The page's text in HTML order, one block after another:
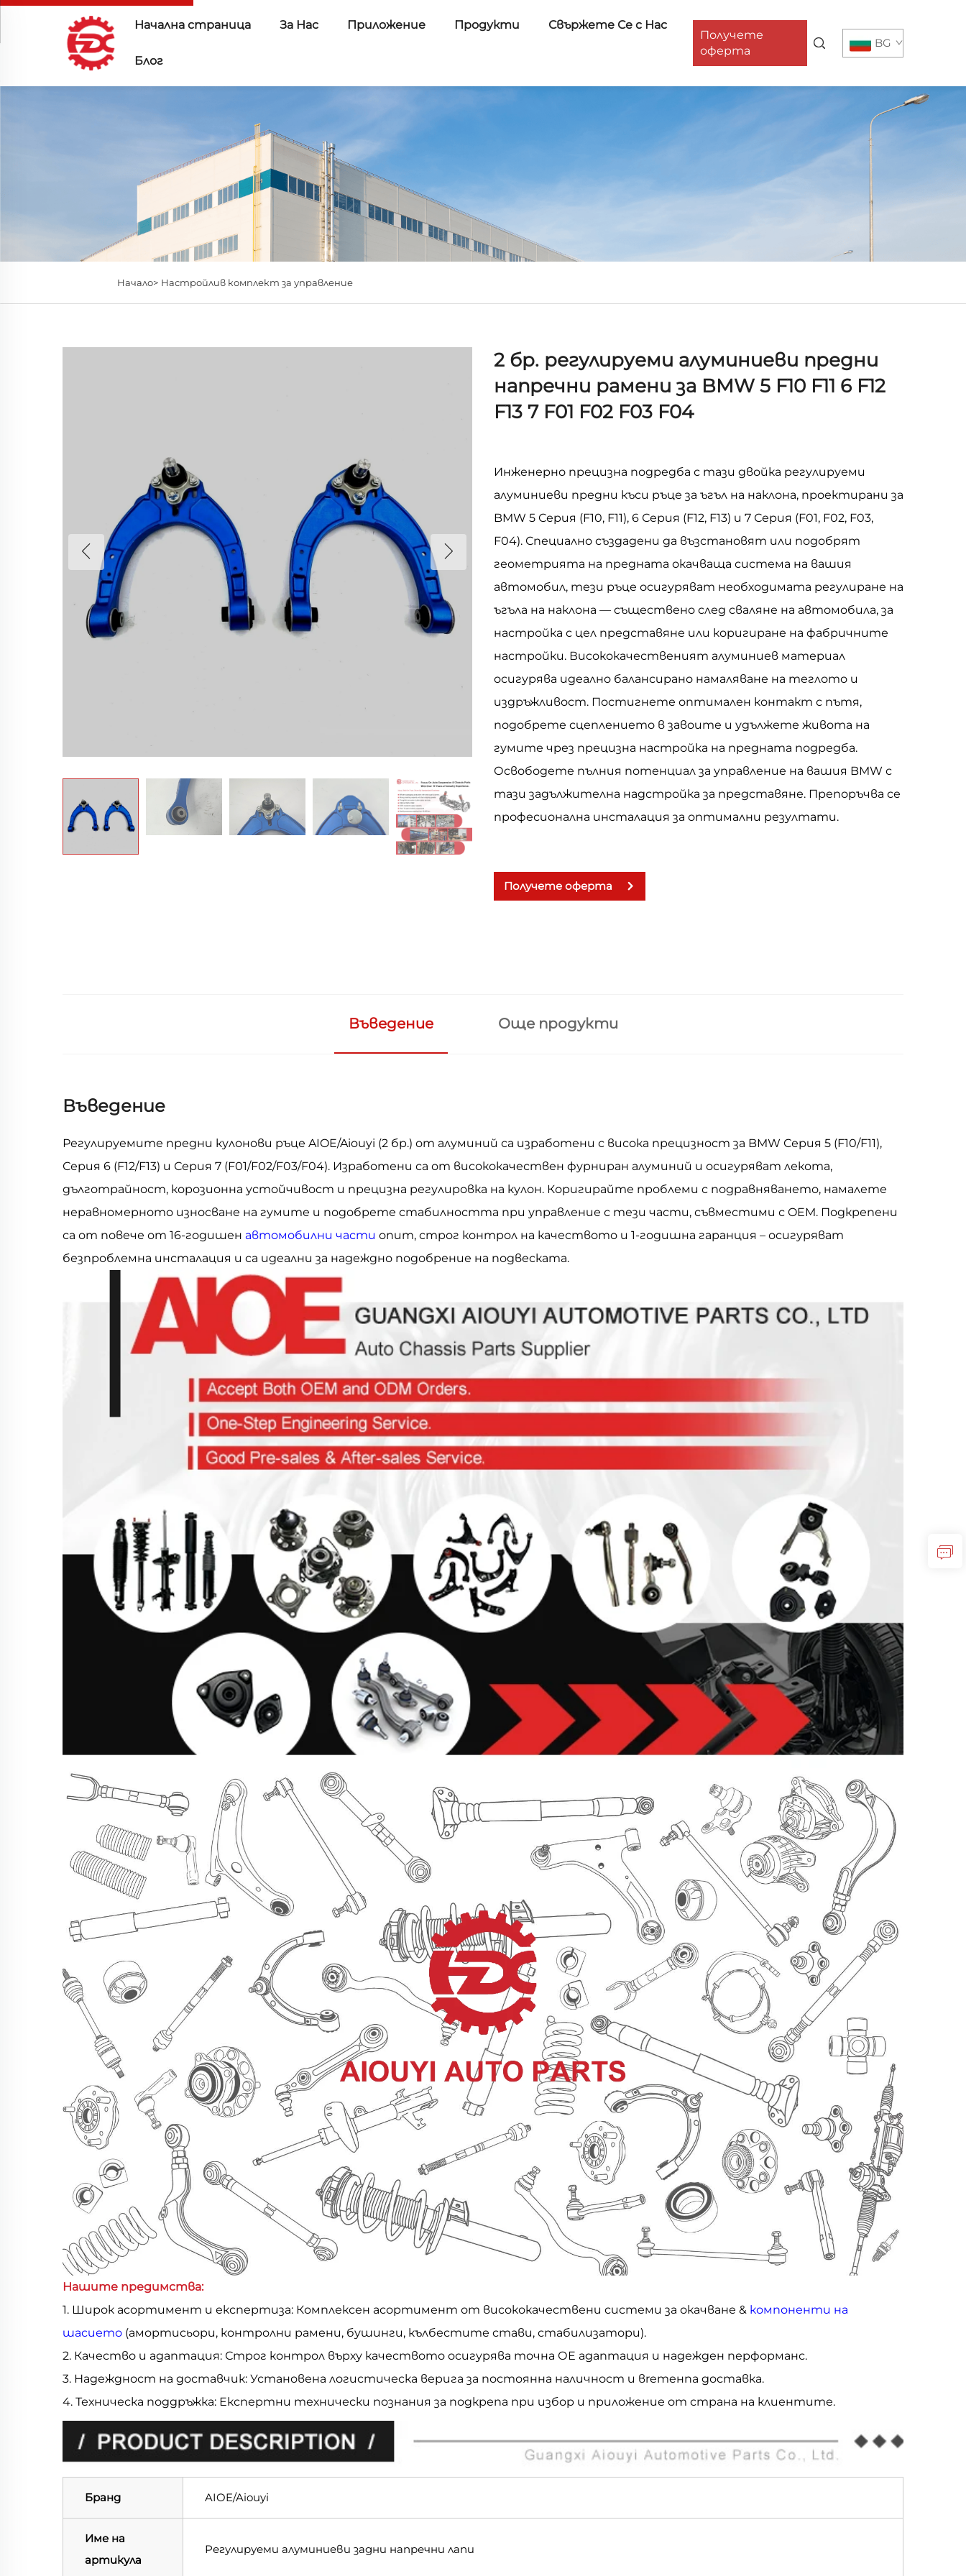
Начална страница За Нас Приложение Продукти Свържете Се с Нас
Блог
Получете
оферта
BG
Начало> Настройлив комплект за управление
2 бр. регулируеми алуминиеви предни
напречни рамени за BMW 5 F10 F11 6 F12
F13 7 F01 F02 F03 F04
Инженерно прецизна подредба с тази двойка регулируеми
алуминиеви предни къси ръце за ъгъл на наклона, проектирани за
BMW 5 Серия (F10, F11), 6 Серия (F12, F13) и 7 Серия (F01, F02, F03,
F04). Специално създадени да възстановят или подобрят
геометрията на предната окачваща система на вашия
автомобил, тези ръце осигуряват необходимата регулиране на
ъгъла на наклона — съществено след сваляне на автомобила, за
настройка с цел представяне или коригиране на фабричните
настройки. Висококачественият алуминиев материал
осигурява идеално балансирано намаляване на теглото и
издръжливост. Постигнете оптимален контакт с пътя,
подобрете сцеплението в завоите и удължете живота на
гумите чрез прецизна настройка на предната подредба.
Освободете пълния потенциал за управление на вашия BMW с
тази задължителна надстройка за представяне. Препоръчва се
професионална инсталация за оптимални резултати.
Получете оферта
Въведение Още продукти
Въведение
Регулируемите предни кулонови ръце AIOE/Aiouyi (2 бр.) от алуминий са изработени с висока прецизност за BMW Серия 5 (F10/F11),
Серия 6 (F12/F13) и Серия 7 (F01/F02/F03/F04). Изработени са от висококачествен фурниран алуминий и осигуряват лекота,
дълготрайност, корозионна устойчивост и прецизна регулировка на кулон. Коригирайте проблеми с подравняването, намалете
неравномерното износване на гумите и подобрете стабилността при управление с тези части, съвместими с OEM. Подкрепени
са от повече от 16-годишен автомобилни части опит, строг контрол на качеството и 1-годишна гаранция – осигуряват
безпроблемна инсталация и са идеални за надеждно подобрение на подвеската.
Нашите предимства:
1. Широк асортимент и експертиза: Комплексен асортимент от висококачествени системи за окачване & компоненти на
шасието (амортисьори, контролни рамени, бушинги, кълбестите стави, стабилизатори).
2. Качество и адаптация: Строг контрол върху качеството осигурява точна ОЕ адаптация и надежден перформанс.
3. Надеждност на доставчик: Установена логистическа верига за постоянна наличност и вremeнna доставка.
4. Техническа поддръжка: Експертни технически познания за подкрепа при избор и приложение от страна на клиентите.
Бранд AIOE/Aiouyi
Име на
артикула
Регулируеми алуминиеви задни напречни лапи